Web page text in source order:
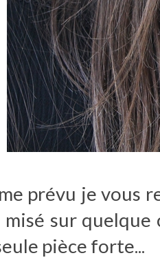
prévu je vous
misé sur
pièce forte...